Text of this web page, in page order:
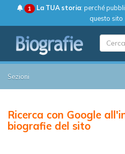
1 La TUA storia: perché
questo sito
Sezioni
Ricerca con Google
biografie del sito